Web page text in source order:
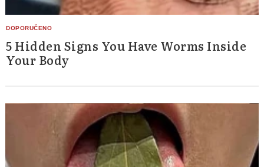
5 Hidden Signs You Have Worms Inside
Your Body